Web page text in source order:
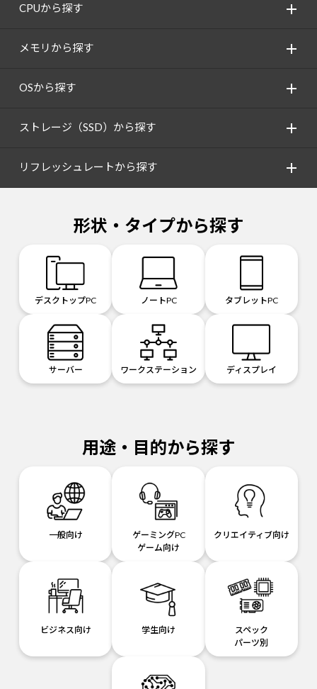
CPUから探す
メモリから探す
OSから探す
ストレージ（SSD）から探す
リフレッシュレートから探す
形状・タイプから探す
デスクトップPC ノートPC タブレットPC
サーバー ワークステーション ディスプレイ
用途・目的から探す
一般向け
ゲーミングPC
ゲーム向け
クリエイティブ向け
ビジネス向け 学生向け
スペック
パーツ別